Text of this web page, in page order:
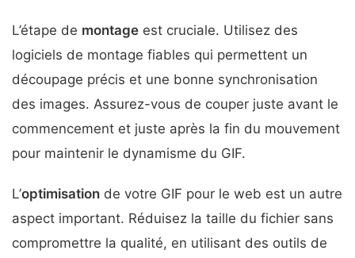
L’étape de montage est cruciale. Utilisez des
logiciels de montage fiables qui permettent un
découpage précis et une bonne synchronisation
des images. Assurez-vous de couper juste avant le
commencement et juste après la fin du mouvement
pour maintenir le dynamisme du GIF.
L’optimisation de votre GIF pour le web est un autre
aspect important. Réduisez la taille du fichier sans
compromettre la qualité, en utilisant des outils de